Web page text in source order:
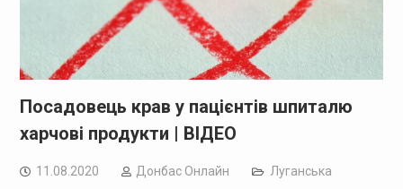
Посадовець крав у пацієнтів шпиталю
харчові продукти | ВІДЕО
11.08.2020 Дoнбас Онлайн Луганська